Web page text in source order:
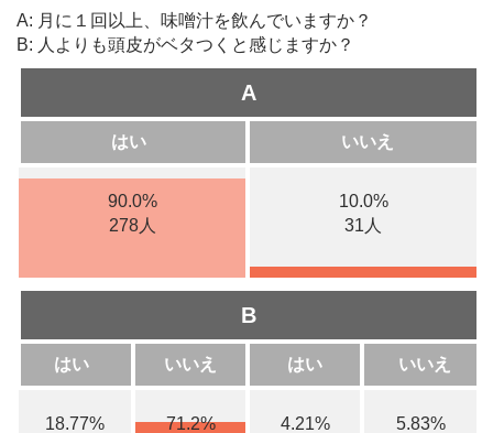
A: 月に１回以上、味噌汁を飲んでいますか？
B: 人よりも頭皮がベタつくと感じますか？
A
はい いいえ
90.0%
278人
10.0%
31人
B
はい いいえ はい いいえ
18.77%
71.2%
4.21%
5.83%